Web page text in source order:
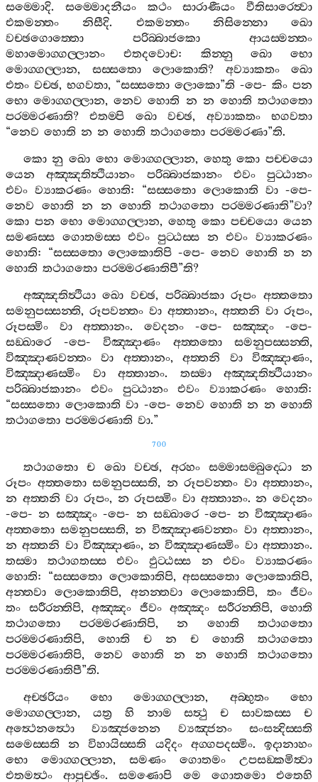
සම‍්මොදි. සම‍්මොදනීයං කථං සාරාණීයං
වීතිසාරෙත්‍වා
එකමන‍්තං
නිසීදි. එකමන‍්තං නිසින‍්නො
ඛො
වච‍්ඡගොත‍්තො
පරිබ‍්බාජකො
ආයස‍්මන‍්තං
මහාමොග‍්ගල‍්ලානං
එතදවොච: කින‍්නු ඛො
භො
මොග‍්ගල‍්ලාන, සස‍්සතො ලොකොති? අව්‍යාකතං
ඛො
එතං වච‍්ඡ, භගවතා, “සස‍්සතො ලොකො”ති -පෙ- කිං පන
භො මොග‍්ගල‍්ලාන,නෙව හොති න න හොති තථාගතො
පරම‍්මරණාති?එතම‍්පි ඛො වච‍්ඡ, අව්‍යාකතං
භගවතා
“නෙව හොති න න හොති තථාගතො පරම‍්මරණා”ති.
කො නු ඛො භො මොග‍්ගල‍්ලාන, හෙතු කො පච‍්චයො
යෙන
අඤ‍්ඤතිත්‍ථියානං පරිබ‍්බාජකානං එවං
පුට‍්ඨානං
එවං ව්‍යාකරණං හොති: “සස‍්සතො ලොකොති වා -පෙ-
නෙව
හොති න න හොති තථාගතො පරම‍්මරණාති”වා?
කො පන භො මොග‍්ගල‍්ලාන, හෙතු කො පච‍්චයො යෙන
සමණස‍්ස ගොතමස‍්ස එවං පුට‍්ඨස‍්ස න එවං ව්‍යාකරණං
හොති: “සස‍්සතො ලොකොතිපි -පෙ-නෙව හොති න න
හොති තථාගතො පරම‍්මරණාතිපී”ති?
අඤ‍්ඤතිත්‍ථියා ඛො වච‍්ඡ, පරිබ‍්බාජකා රූපං අත‍්තතො
සමනුපස‍්සන‍්ති, රූපවන‍්තං වා අත‍්තානං,අත‍්තනි වා රූපං,
රූපස‍්මිං
වා අත‍්තානං.වෙදනං -පෙ-සඤ‍්ඤං -පෙ-
සඞ‍්ඛාරෙ-පෙ- විඤ‍්ඤාණං අත‍්තතො සමනුපස‍්සන‍්ති,
විඤ‍්ඤාණවන‍්තං
වා අත‍්තානං,අත‍්තනි වා විඤ‍්ඤාණං,
විඤ‍්ඤාණස‍්මිං
වා අත‍්තානං. තස‍්මා
අඤ‍්ඤතිත්‍ථියානං
පරිබ‍්බාජකානං
එවං පුට‍්ඨානං එවං ව්‍යාකරණං හොති:
“සස‍්සතො ලොකොති වා -පෙ- නෙව හොති න න හොති
තථාගතො පරම‍්මරණාති වා.”
700
තථාගතො ච ඛො වච‍්ඡ, අරහං සම‍්මාසම‍්බුද‍්ධො
න
රූපං අත‍්තතො සමනුපස‍්සති, න රූපවන‍්තං වා අත‍්තානං,
න අත‍්තනි වා රූපං, න රූපස‍්මිං වා අත‍්තානං.න වෙදනං
-පෙ-න සඤ‍්ඤං-පෙ- න සඞ‍්ඛාරෙ-පෙ- න විඤ‍්ඤාණං
අත‍්තතො සමනුපස‍්සති, න විඤ‍්ඤාණවන‍්තං වා අත‍්තානං,
න අත‍්තනි වා විඤ‍්ඤාණං,න විඤ‍්ඤාණස‍්මිං වා අත‍්තානං.
තස‍්මා
තථාගතස‍්ස එවං ඵුට‍්ඨස‍්ස න එවං
ව්‍යාකරණං
හොති: “සස‍්සතො ලොකොතිපි, අසස‍්සතො ලොකොතිපි,
අන‍්තවා
ලොකොතිපි, අනන‍්තවා ලොකොතිපි, තං
ජීවං
තං
සරීරන‍්තිපි, අඤ‍්ඤං ජීවං අඤ‍්ඤං සරීරන‍්තිපි, හොති
තථාගතො
පරම‍්මරණාතිපි, න හොති
තථාගතො
පරම‍්මරණාතිපි, හොති ච න ච හොති
තථාගතො
පරම‍්මරණාතිපි, නෙව හොති න න හොති
තථාගතො
පරම‍්මරණාතිපී”ති.
අච‍්ඡරියං
භො මොග‍්ගල‍්ලාන, අබ‍්භුතං
භො
මොග‍්ගල‍්ලාන, යත්‍ර හි නාම සත්‍ථු ච සාවකස‍්ස
ච
අත්‍ථෙනත්‍ථො
ව්‍යඤ‍්ජනෙන ව්‍යඤ‍්ජනං
සංසන්‍දිස‍්සති
සමෙස‍්සති
න විහායිස‍්සති යදිදං අග‍්ගපදස‍්මිං.ඉදානාහං
භො
මොග‍්ගල‍්ලාන, සමණං ගොතමං
උපසඞ‍්කමිත්‍වා
එතමත්‍ථං
ආපුච‍්ඡිං.සමණොපි මෙ ගොතමො
එතෙහි